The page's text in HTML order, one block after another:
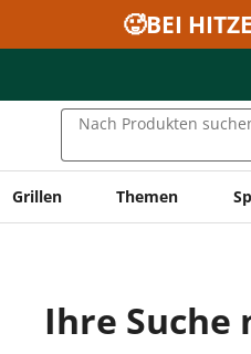
🥵BEI
Nach Produkten
Grillen Themen
Ihre Suche